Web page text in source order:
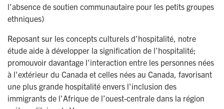
l'absence de soutien communautaire pour les petits groupes
ethniques)
Reposant sur les concepts culturels d'hospitalité, notre
étude aide à développer la signification de l'hospitalité;
promouvoir davantage l'interaction entre les personnes nées
à l'extérieur du Canada et celles nées au Canada, favorisant
une plus grande hospitalité envers l'inclusion des
immigrants de l'Afrique de l’ouest-centrale dans la région